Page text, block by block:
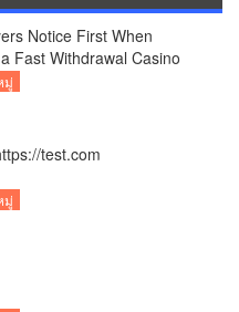
Notice First When
Fast Withdrawal Casino
มู่
test.com
มู่